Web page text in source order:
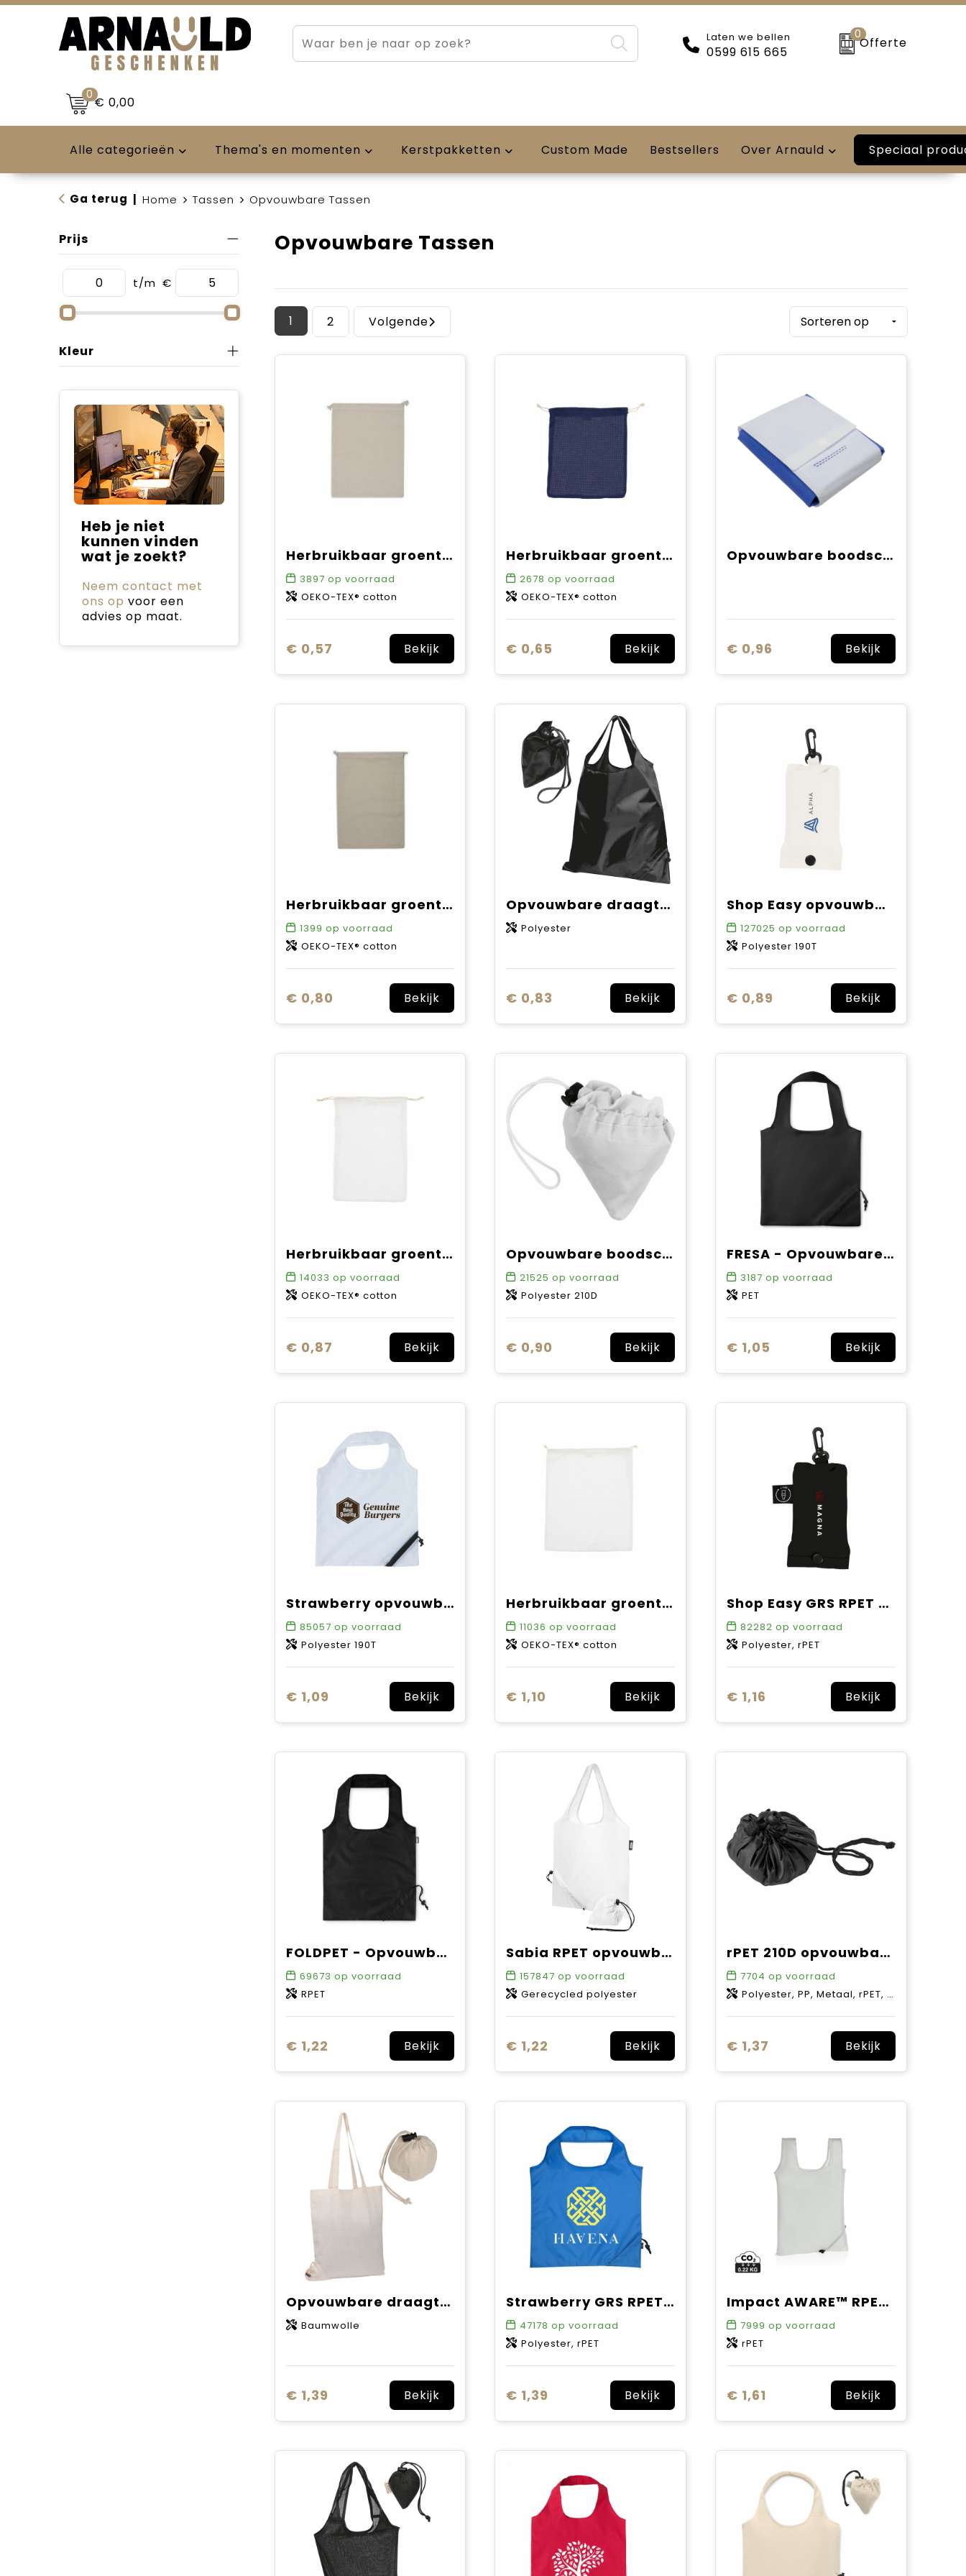
Laten we bellen
0599 615 665
0
Offerte
0€ 0,00
Alle categorieën Thema's en momenten Kerstpakketten Custom Made Bestsellers Over Arnauld Speciaal
Ga terug Home Tassen Opvouwbare Tassen
Prijs
t/m €
Kleur
Heb je niet
kunnen vinden
wat je zoekt?
Neem contact met
ons op voor een
advies op maat.
Opvouwbare Tassen
1 2 Volgende
Herbruikbaar groente & fruit zakje OEKO-TEX® katoen ecru 25x30cm
3897 op voorraad
OEKO-TEX® cotton
€ 0,57 Bekijk
Herbruikbaar groente & fruit zakje OEKO-TEX® katoen 25x30cm
2678 op voorraad
OEKO-TEX® cotton
€ 0,65 Bekijk
Opvouwbare boodschappentas met drukknoop 80 gr/m2
€ 0,96 Bekijk
Herbruikbaar groente & fruit zakje OEKO-TEX® katoen ecru 30x40cm
1399 op voorraad
OEKO-TEX® cotton
€ 0,80 Bekijk
Opvouwbare draagtas
Polyester
€ 0,83 Bekijk
Shop Easy opvouwbare winkeltas
127025 op voorraad
Polyester 190T
€ 0,89 Bekijk
Herbruikbaar groente & fruit zakje OEKO-TEX® katoen 30x40cm
14033 op voorraad
OEKO-TEX® cotton
€ 0,87 Bekijk
Opvouwbare boodschappentas Billie | 5 l
21525 op voorraad
Polyester 210D
€ 0,90 Bekijk
FRESA - Opvouwbare boodschappentas
3187 op voorraad
PET
€ 1,05 Bekijk
Strawberry opvouwbare tas
85057 op voorraad
Polyester 190T
€ 1,09 Bekijk
Herbruikbaar groente & fruit zakje OEKO-TEX® katoen 40x45cm
11036 op voorraad
OEKO-TEX® cotton
€ 1,10 Bekijk
Shop Easy GRS RPET opvouwbare winkeltas
82282 op voorraad
Polyester, rPET
€ 1,16 Bekijk
FOLDPET - Opvouwbare RPET tas
69673 op voorraad
RPET
€ 1,22 Bekijk
Sabia RPET opvouwbare draagtas 7L
157847 op voorraad
Gerecycled polyester
€ 1,22 Bekijk
rPET 210D opvouwbare reistas José
7704 op voorraad
Polyester, PP, Metaal, rPET, Nylon 210D
€ 1,37 Bekijk
Opvouwbare draagtas
Baumwolle
€ 1,39 Bekijk
Strawberry GRS RPET opvouwbare tas
47178 op voorraad
Polyester, rPET
€ 1,39 Bekijk
Impact AWARE™ RPET 190T opvouwbare shopper
7999 op voorraad
rPET
€ 1,61 Bekijk